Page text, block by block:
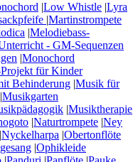
|Low Whistle |Lyra
|Martinstrompete
|Melodiebass-
- GM-Sequenzen
|Monochord
für Kinder
Behinderung |Musik für
|Musikgarten
|Musiktherapie
|Naturtrompete |Ney
|Nyckelharpa |Obertonflöte
|Ophikleide